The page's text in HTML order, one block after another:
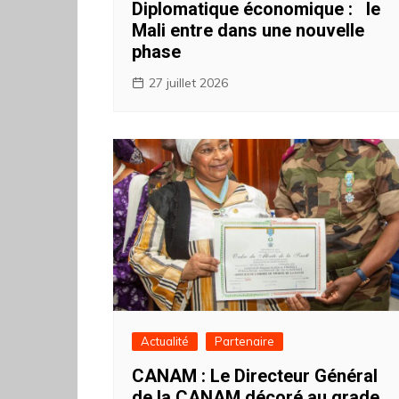
Diplomatique économique : ‎ ‎le
Mali entre dans une nouvelle
phase
27 juillet 2026
Actualité Partenaire
CANAM : Le Directeur Général